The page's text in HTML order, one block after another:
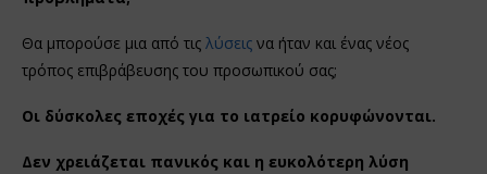
Θα μπορούσε μια από τις λύσεις να ήταν και ένας νέος
τρόπος επιβράβευσης του προσωπικού σας;
Οι δύσκολες εποχές για το ιατρείο κορυφώνονται.
Δεν χρειάζεται πανικός και η ευκολότερη λύση